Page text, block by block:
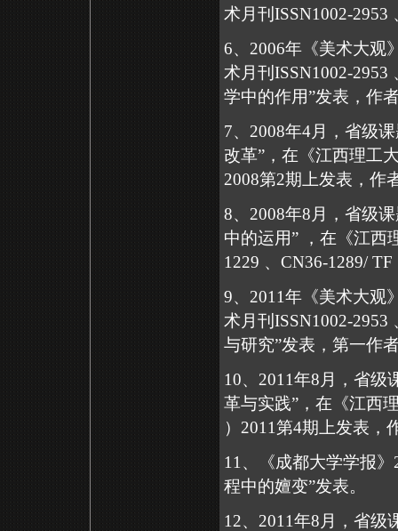
术月刊 ISSN1002-2953
6、 2006年《美术大观
术月刊 ISSN1002-2953
学中的作用”发表，作
7、 2008年4月，省级
改革”，在《江西理工
2008第2期上发表，作
8、 2008年8 月，省级
中的运用” ，在《江西
1229 、 CN36-1289/ TF
9、 2011年《美术大观
术月刊 ISSN1002-2953
与研究”发表，第一作
10、 2011年8 月，省级
革与实践”，在《江西
） 2011第4期上发表，
11 、《成都大学学报》
程中的嬗变”发表。
12、 2011年8 月，省级